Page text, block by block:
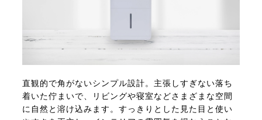
直観的で角がないシンプル設計。主張しすぎない落ち
着いた佇まいで、リビングや寝室などさまざまな空間
に自然と溶け込みます。すっきりとした見た目と使い